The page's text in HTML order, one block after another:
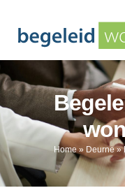
Home» Deurne»